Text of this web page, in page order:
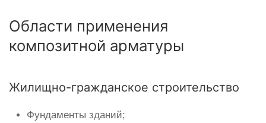
Области применения
композитной арматуры
Жилищно-гражданское строительство
Фундаменты зданий;